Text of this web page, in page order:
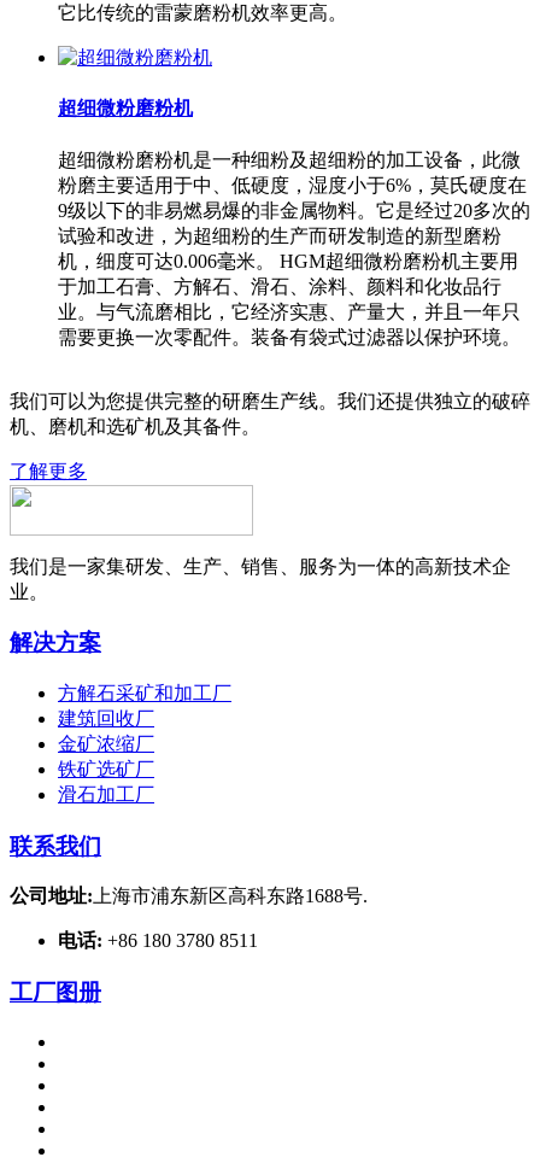
它比传统的雷蒙磨粉机效率更高。
超细微粉磨粉机
超细微粉磨粉机是一种细粉及超细粉的加工设备，此微
粉磨主要适用于中、低硬度，湿度小于6%，莫氏硬度在
9级以下的非易燃易爆的非金属物料。它是经过20多次的
试验和改进，为超细粉的生产而研发制造的新型磨粉
机，细度可达0.006毫米。 HGM超细微粉磨粉机主要用
于加工石膏、方解石、滑石、涂料、颜料和化妆品行
业。与气流磨相比，它经济实惠、产量大，并且一年只
需要更换一次零配件。装备有袋式过滤器以保护环境。
我们可以为您提供完整的研磨生产线。我们还提供独立的破碎
机、磨机和选矿机及其备件。
了解更多
我们是一家集研发、生产、销售、服务为一体的高新技术企
业。
解决方案
方解石采矿和加工厂
建筑回收厂
金矿浓缩厂
铁矿选矿厂
滑石加工厂
联系我们
公司地址:上海市浦东新区高科东路1688号.
电话: +86 180 3780 8511
工厂图册